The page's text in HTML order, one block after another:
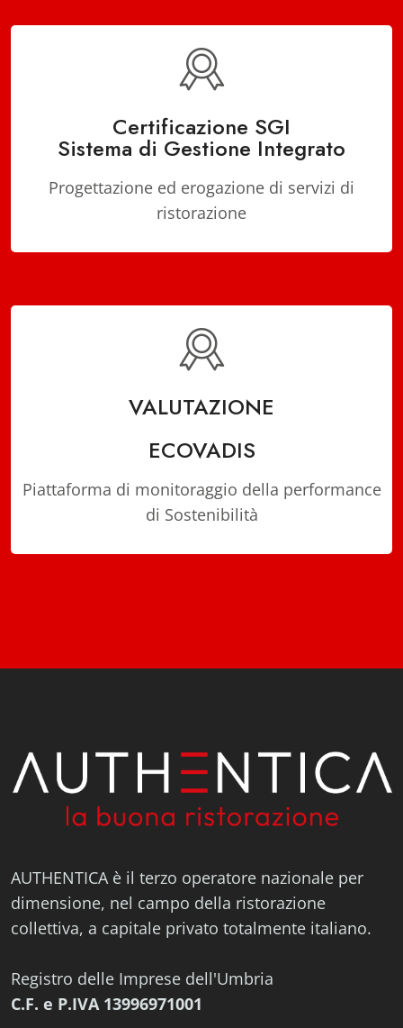
Certificazione SGI
Sistema di Gestione Integrato
Progettazione ed erogazione di servizi di
ristorazione
VALUTAZIONE
ECOVADIS
Piattaforma di monitoraggio della performance
di Sostenibilità
AUTHENTICA è il terzo operatore nazionale per
dimensione, nel campo della ristorazione
collettiva, a capitale privato totalmente italiano.
Registro delle Imprese dell'Umbria
C.F. e P.IVA 13996971001